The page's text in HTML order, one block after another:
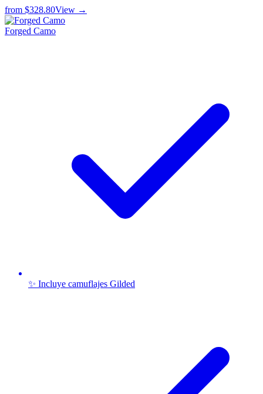
from $328.80View →
Forged Camo
✨ Incluye camuflajes Gilded